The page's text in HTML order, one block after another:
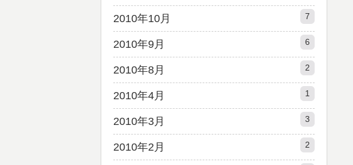
2010年10月 7
2010年9月 6
2010年8月 2
2010年4月 1
2010年3月 3
2010年2月 2